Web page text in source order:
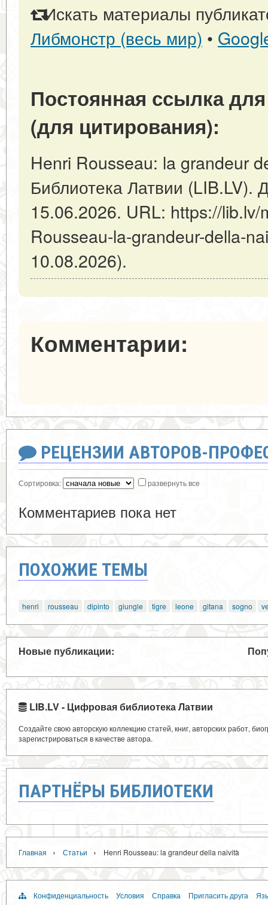
Искать материалы
Либмонстр (весь мир) •
Постоянная ссылка
(для цитирования):
Henri Rousseau: la grandeur
Библиотека Латвии (LIB.LV).
15.06.2026. URL: https://
Rousseau-la-grandeur-della-
10.08.2026).
Комментарии:
РЕЦЕНЗИИ АВТОРОВ-
Сортировка: развернуть все
Комментариев пока нет
ПОХОЖИЕ ТЕМЫ
henri rousseau dipinto giungle tigre leone gitana sogno
Новые публикации:
LIB.LV - Цифровая библиотека Латвии
Создайте свою авторскую коллекцию статей, книг, авторских работ,
зарегистрироваться в качестве автора.
ПАРТНЁРЫ БИБЛИОТЕКИ
Главная › Статьи › Henri Rousseau: la grandeur della naività
Конфиденциальность Условия Справка Пригласить друга